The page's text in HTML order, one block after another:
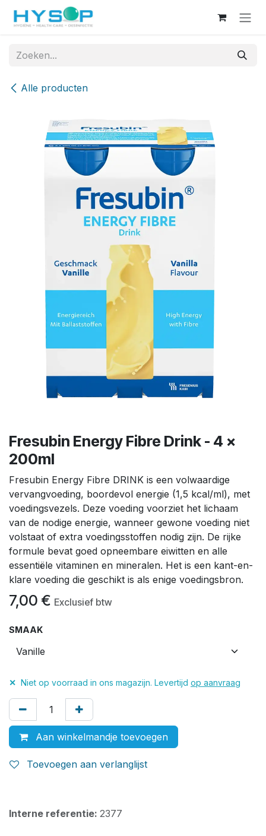
Overslaan naar inhoud
Alle producten
Fresubin Energy Fibre Drink - 4 x
200ml
Fresubin Energy Fibre DRINK is een volwaardige
vervangvoeding, boordevol energie (1,5 kcal/ml), met
voedingsvezels. Deze voeding voorziet het lichaam
van de nodige energie, wanneer gewone voeding niet
volstaat of extra voedingsstoffen nodig zijn. De rijke
formule bevat goed opneembare eiwitten en alle
essentiële vitaminen en mineralen. Het is een kant-en-
klare voeding die geschikt is als enige voedingsbron.
7,00 € Exclusief btw
SMAAK
✕ Niet op voorraad in ons magazijn. Levertijd op aanvraag
Aan winkelmandje toevoegen
Toevoegen aan verlanglijst
Interne referentie: 2377